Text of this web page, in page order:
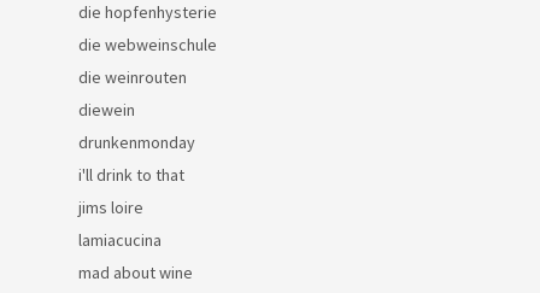
die hopfenhysterie
die webweinschule
die weinrouten
diewein
drunkenmonday
i'll drink to that
jims loire
lamiacucina
mad about wine